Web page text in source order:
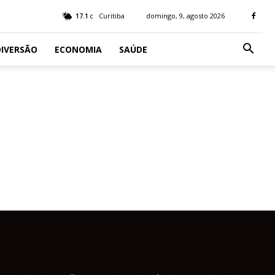
17.1 C Curitiba domingo, 9, agosto 2026
ECONOMIA SAÚDE